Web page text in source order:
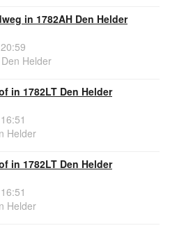
in 1782AH Den Helder
Helder
in 1782LT Den Helder
Helder
in 1782LT Den Helder
Helder